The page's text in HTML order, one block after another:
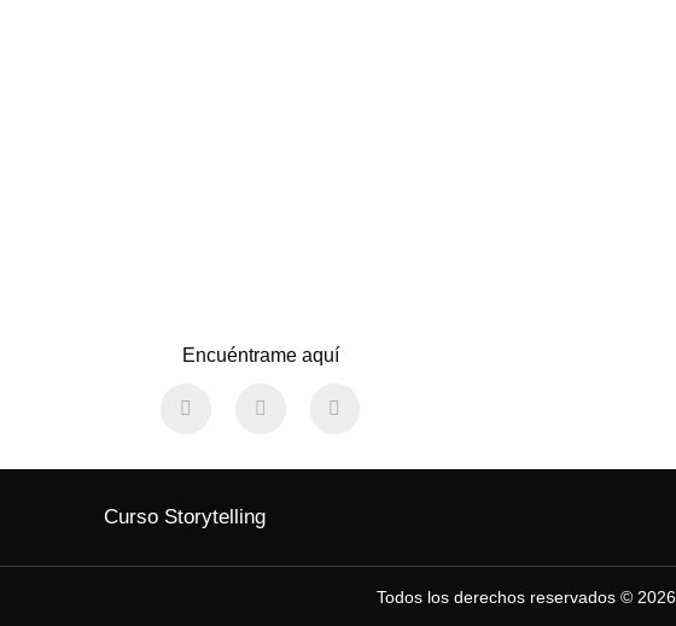
Encuéntrame aquí
Curso Storytelling
Todos los derechos reservados © 2026